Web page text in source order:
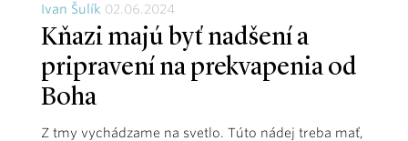
Ivan Šulík 02.06.2024
Kňazi majú byť nadšení a
pripravení na prekvapenia od
Boha
Z tmy vychádzame na svetlo. Túto nádej treba mať,